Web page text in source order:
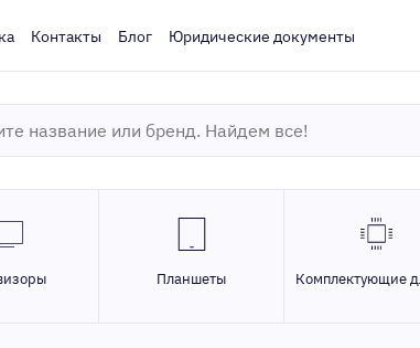
Контакты Блог Юридические документы
Планшеты Комплектующие